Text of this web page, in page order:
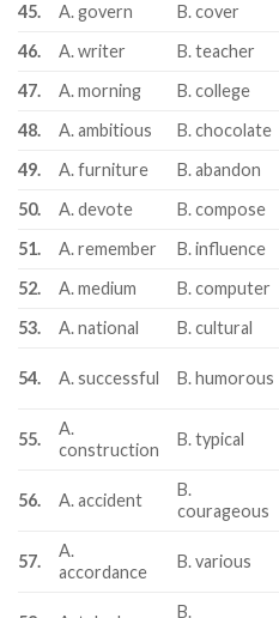
45.
A. govern B. cover
46.
A. writer B. teacher
47.
A. morning B. college
48.
A. ambitious B. chocolate
49.
A. furniture B. abandon
50.
A. devote B. compose
51.
A. remember B. influence
52.
A. medium B. computer
53.
A. national B. cultural
54. A. successful B. humorous
55.
A.
construction
B. typical
56. A. accident
B.
courageous
57.
A.
accordance
B. various
B.